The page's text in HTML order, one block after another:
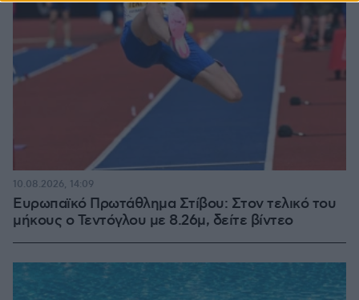
Ευρωπαϊκό Πρωτάθλημα Στίβου: Στον τελικό του
μήκους ο Τεντόγλου με 8.26μ, δείτε βίντεο
10.08.2026, 14:09